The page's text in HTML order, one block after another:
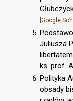
[Google
Juliusza
ks. prof.
Polityka
obsady